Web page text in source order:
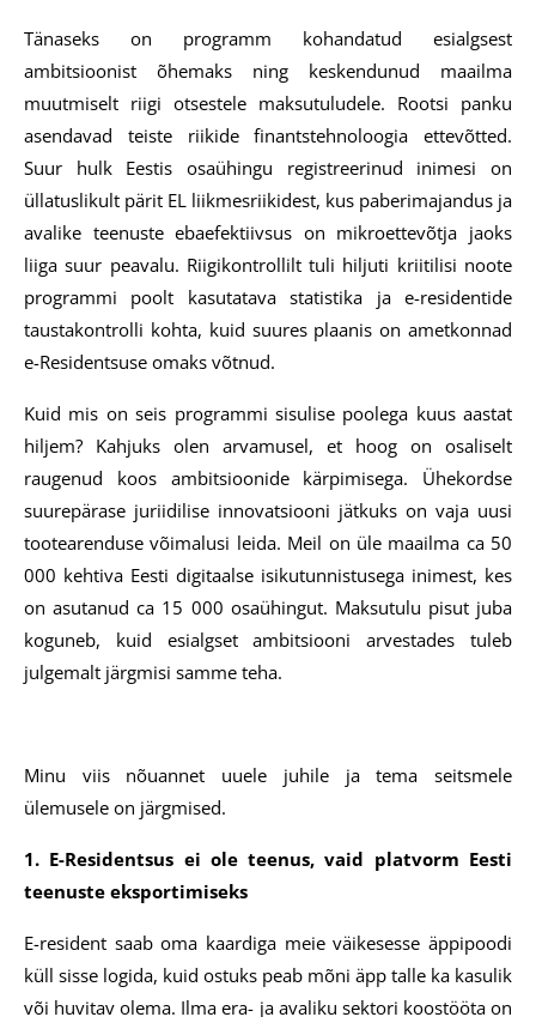
Tänaseks on programm kohandatud esialgsest
ambitsioonist õhemaks ning keskendunud maailma
muutmiselt riigi otsestele maksutuludele. Rootsi panku
asendavad teiste riikide finantstehnoloogia ettevõtted.
Suur hulk Eestis osaühingu registreerinud inimesi on
üllatuslikult pärit EL liikmesriikidest, kus paberimajandus ja
avalike teenuste ebaefektiivsus on mikroettevõtja jaoks
liiga suur peavalu. Riigikontrollilt tuli hiljuti kriitilisi noote
programmi poolt kasutatava statistika ja e-residentide
taustakontrolli kohta, kuid suures plaanis on ametkonnad
e-Residentsuse omaks võtnud.
Kuid mis on seis programmi sisulise poolega kuus aastat
hiljem? Kahjuks olen arvamusel, et hoog on osaliselt
raugenud koos ambitsioonide kärpimisega. Ühekordse
suurepärase juriidilise innovatsiooni jätkuks on vaja uusi
tootearenduse võimalusi leida. Meil on üle maailma ca 50
000 kehtiva Eesti digitaalse isikutunnistusega inimest, kes
on asutanud ca 15 000 osaühingut. Maksutulu pisut juba
koguneb, kuid esialgset ambitsiooni arvestades tuleb
julgemalt järgmisi samme teha.
Minu viis nõuannet uuele juhile ja tema seitsmele
ülemusele on järgmised.
1. E-Residentsus ei ole teenus, vaid platvorm Eesti
teenuste eksportimiseks
E-resident saab oma kaardiga meie väikesesse äppipoodi
küll sisse logida, kuid ostuks peab mõni äpp talle ka kasulik
või huvitav olema. Ilma era- ja avaliku sektori koostööta on